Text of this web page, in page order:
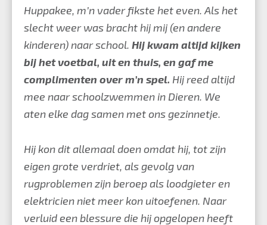
Huppakee, m’n vader fikste het even. Als het
slecht weer was bracht hij mij (en andere
kinderen) naar school. Hij kwam altijd kijken
bij het voetbal, uit en thuis, en gaf me
complimenten over m’n spel. Hij reed altijd
mee naar schoolzwemmen in Dieren. We
aten elke dag samen met ons gezinnetje.
Hij kon dit allemaal doen omdat hij, tot zijn
eigen grote verdriet, als gevolg van
rugproblemen zijn beroep als loodgieter en
elektricien niet meer kon uitoefenen. Naar
verluid een blessure die hij opgelopen heeft